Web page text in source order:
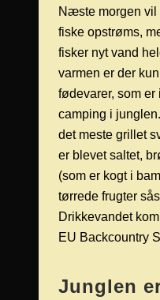
Næste morgen
fiske opstrøms,
fisker nyt vand
varmen er der
fødevarer, som
camping i
det meste grillet
er blevet saltet,
(som er kogt i
tørrede frugter
Drikkevandet
EU Backcountry
Junglen